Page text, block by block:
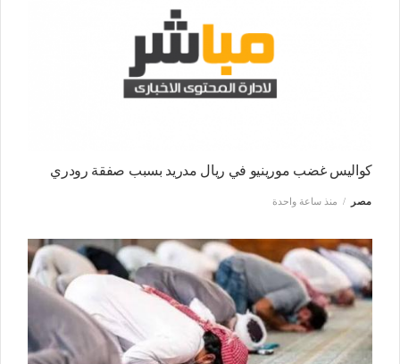
كواليس غضب مورينيو في ريال مدريد بسبب صفقة رودري
مصر منذ ساعة واحدة